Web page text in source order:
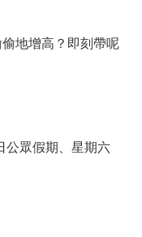
地增高？即刻帶呢
公眾假期、星期六